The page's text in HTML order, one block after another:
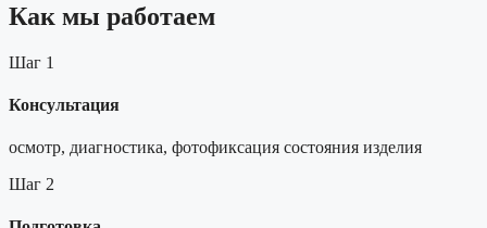
Как мы работаем
Шаг 1
Консультация
осмотр, диагностика, фотофиксация состояния изделия
Шаг 2